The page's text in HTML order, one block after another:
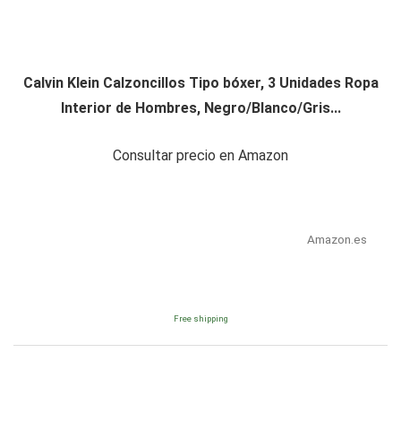
Calvin Klein Calzoncillos Tipo bóxer, 3 Unidades Ropa
Interior de Hombres, Negro/Blanco/Gris...
Consultar precio en Amazon
Amazon.es
Free shipping